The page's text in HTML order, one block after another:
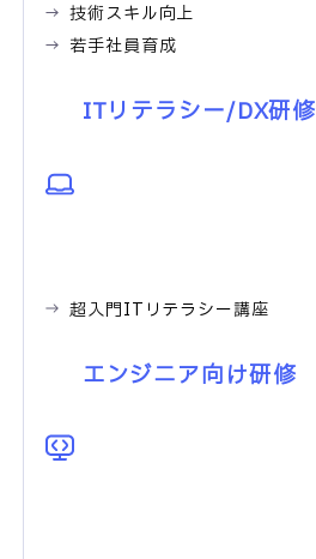
技術スキル向上
若手社員育成
ITリテラシー/DX研修
超入門ITリテラシー講座
エンジニア向け研修